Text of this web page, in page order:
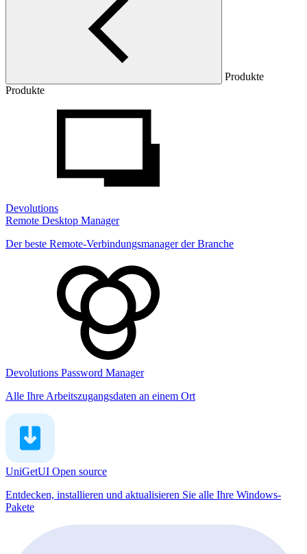
Produkte
Produkte
Devolutions
Remote Desktop Manager
Der beste Remote-Verbindungsmanager der Branche
Devolutions Password Manager
Alle Ihre Arbeitszugangsdaten an einem Ort
UniGetUI Open source
Entdecken, installieren und aktualisieren Sie alle Ihre Windows-
Pakete